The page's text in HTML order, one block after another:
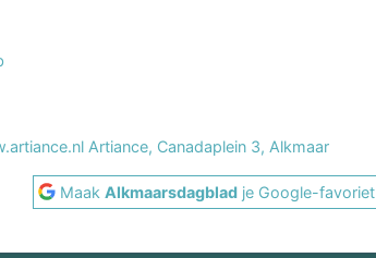
Artiance, Canadaplein 3, Alkmaar
MaakAlkmaarsdagblad je Google-favoriet